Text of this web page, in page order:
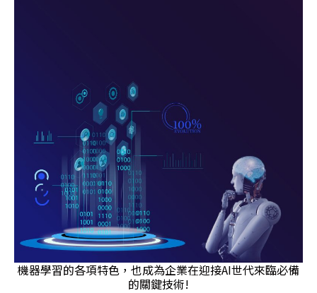
機器學習的各項特色，也成為企業在迎接AI世代來臨必備
的關鍵技術!